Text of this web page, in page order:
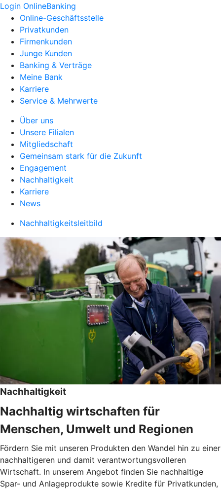
Login OnlineBanking
Online-Geschäftsstelle
Privatkunden
Firmenkunden
Junge Kunden
Banking & Verträge
Meine Bank
Karriere
Service & Mehrwerte
Über uns
Unsere Filialen
Mitgliedschaft
Gemeinsam stark für die Zukunft
Engagement
Nachhaltigkeit
Karriere
News
Nachhaltigkeitsleitbild
Nachhaltigkeit
Nachhaltig wirtschaften für
Menschen, Umwelt und Regionen
Fördern Sie mit unseren Produkten den Wandel hin zu einer
nachhaltigeren und damit verantwortungsvolleren
Wirtschaft. In unserem Angebot finden Sie nachhaltige
Spar- und Anlageprodukte sowie Kredite für Privatkunden,